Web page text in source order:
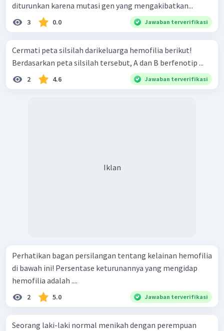
diturunkan karena mutasi gen yang mengakibatkan...
3 0.0 Jawaban terverifikasi
Cermati peta silsilah darikeluarga hemofilia berikut!
Berdasarkan peta silsilah tersebut, A dan B berfenotip ...
2 4.6 Jawaban terverifikasi
Iklan
Perhatikan bagan persilangan tentang kelainan hemofilia
di bawah ini! Persentase keturunannya yang mengidap
hemofilia adalah ....
2 5.0 Jawaban terverifikasi
Seorang laki-laki normal menikah dengan perempuan